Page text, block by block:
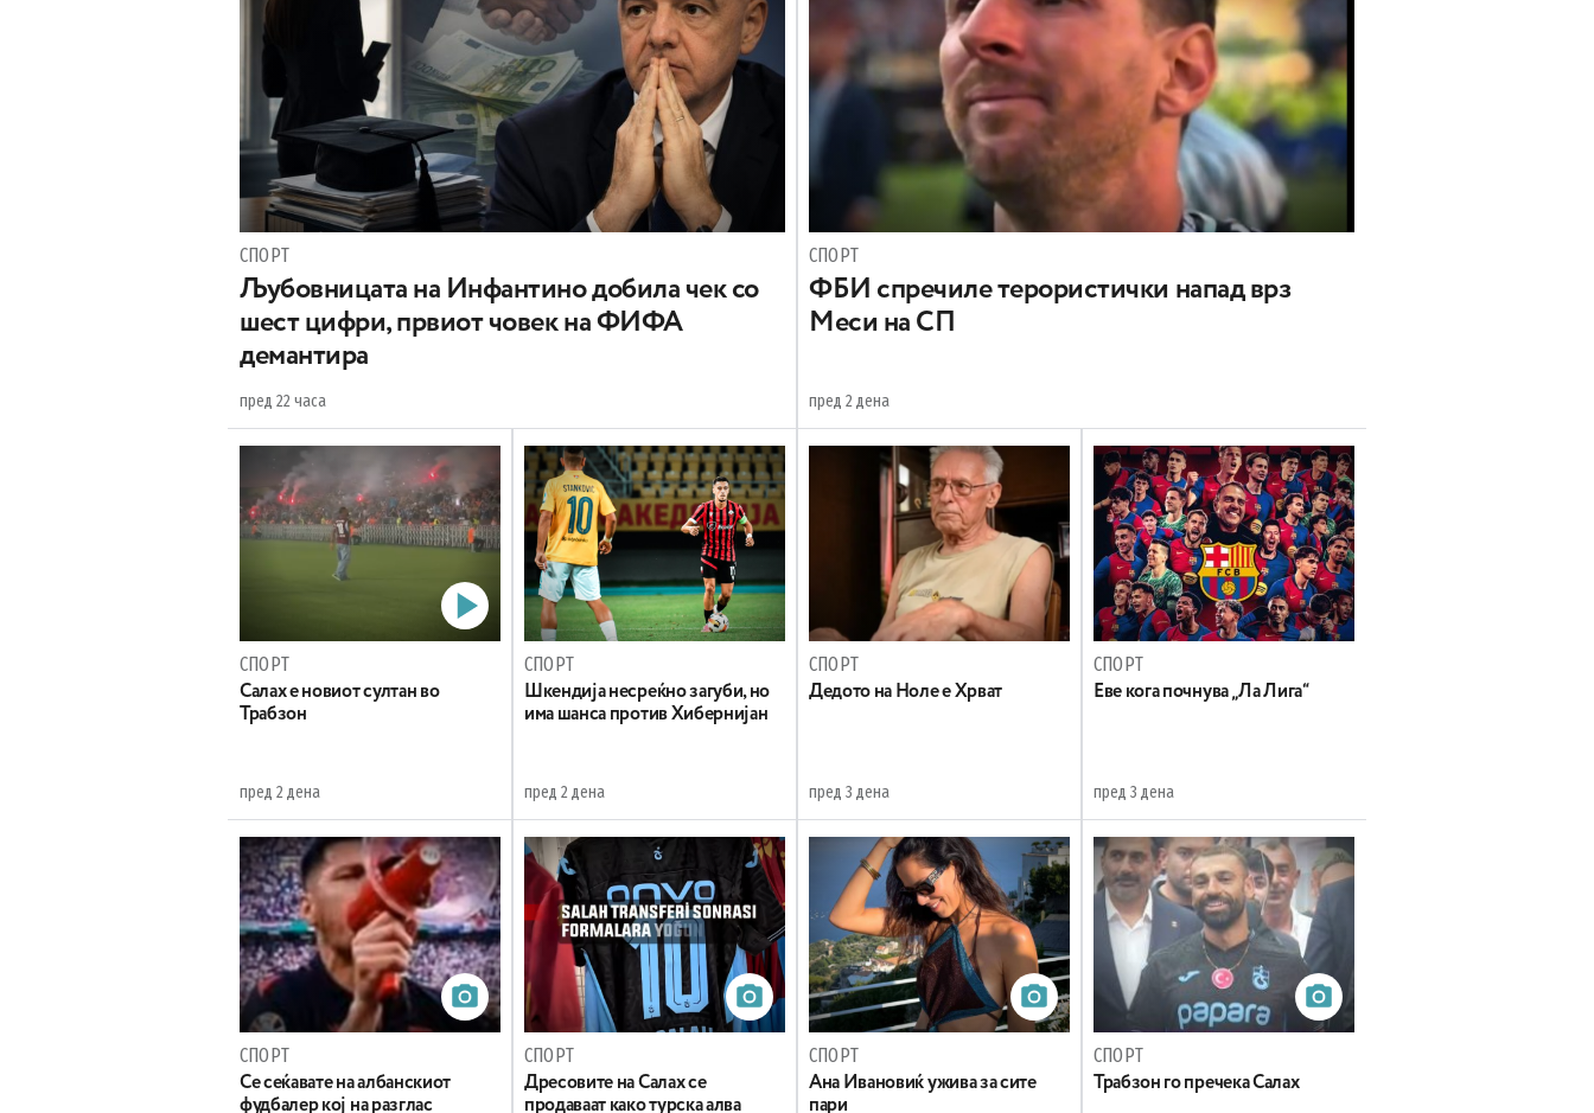
СПОРТ
Љубовницата на Инфантино добила чек со
шест цифри, првиот човек на ФИФА
демантира
пред 22 часа
СПОРТ
ФБИ спречиле терористички напад врз
Меси на СП
пред 2 дена
СПОРТ
Салах е новиот султан во
Трабзон
пред 2 дена
СПОРТ
Шкендија несреќно загуби, но
има шанса против Хибернијан
пред 2 дена
СПОРТ
Дедото на Ноле е Хрват
пред 3 дена
СПОРТ
Еве кога почнува „Ла Лига“
пред 3 дена
СПОРТ
Се сеќавате на албанскиот
фудбалер кој на разглас
СПОРТ
Дресовите на Салах се
продаваат како турска алва
СПОРТ
Ана Ивановиќ ужива за сите
пари
СПОРТ
Трабзон го пречека Салах